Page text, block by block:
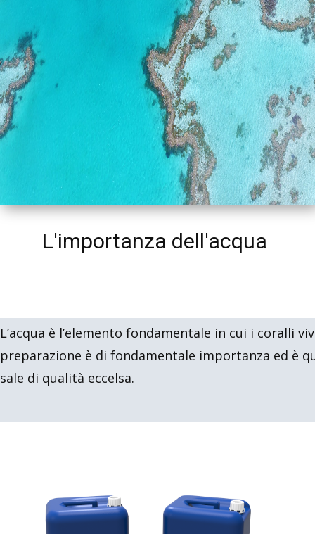
L'importanza dell'acqua
L’acqua è l’elemento fondamentale in cui i coralli
preparazione è di fondamentale importanza ed è
sale di qualità eccelsa.